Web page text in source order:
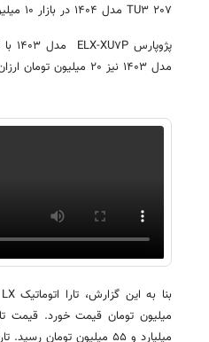
۲۰۷ TU۳ مدل ۱۴۰۴ در بازار ۱۰ میلیون تومان کاهش قیمت داشت و ۷۴۵ میلیون تومان قیمت پیدا کرد.
مدل ۱۴۰۳ نیز ۲۰ میلیون تومان ارزان شد و ۹۷۰ میلیارد تومان قیمت پیدا کرد.
بنا به این گزارش، تارا اتوماتیک V۴ LX مدل ۱۴۰۴ در
میلیارد و ۵۵ میلیون تومان رسید. تارا دنده‌ای V۱ مدل ۱۴۰۳ هم ۸۸۰ میلیون تومان قیمت خورده است.